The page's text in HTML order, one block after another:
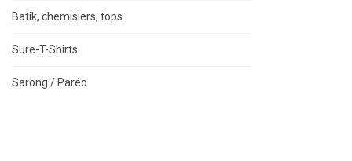
Batik, chemisiers, tops
Sure-T-Shirts
Sarong / Paréo